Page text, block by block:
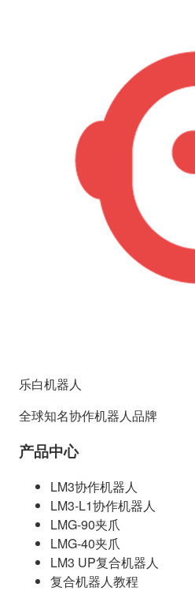
乐白机器人
全球知名协作机器人品牌
产品中心
LM3协作机器人
LM3-L1协作机器人
LMG-90夹爪
LMG-40夹爪
LM3 UP复合机器人
复合机器人教程